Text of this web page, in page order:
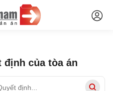
định của tòa án